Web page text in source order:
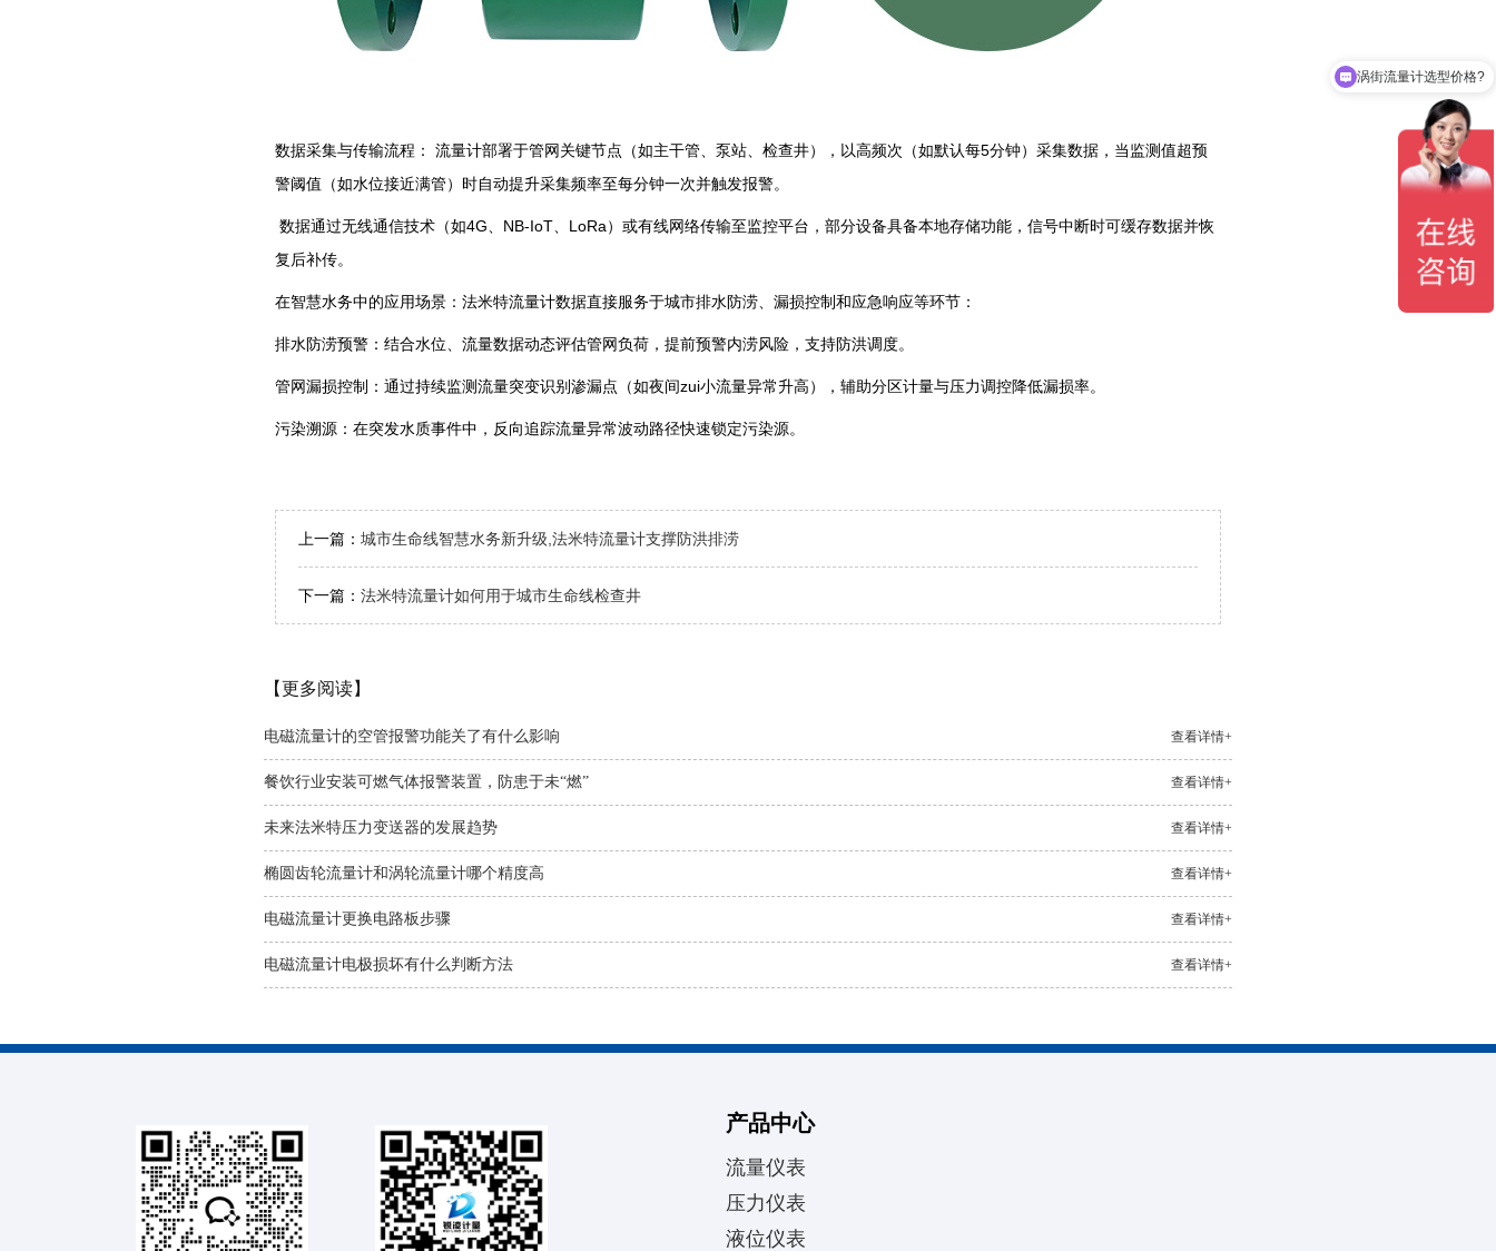
‌数据采集与传输流程：‌ 流量计部署于管网关键节点（如主干管、泵站、检查井），以高频次（如默认每5分钟）采集数据，当监测值超预
警阈值（如水位接近满管）时自动提升采集频率至每分钟一次并触发报警。‌
数据通过无线通信技术（如4G、NB-IoT、LoRa）或有线网络传输至监控平台，部分设备具备本地存储功能，信号中断时可缓存数据并恢
复后补传。‌
‌在智慧水务中的应用场景：法米特流量计数据直接服务于城市排水防涝、漏损控制和应急响应等环节：
‌排水防涝预警‌：结合水位、流量数据动态评估管网负荷，提前预警内涝风险，支持防洪调度。
‌管网漏损控制‌：通过持续监测流量突变识别渗漏点（如夜间zui小流量异常升高），辅助分区计量与压力调控降低漏损率。
‌污染溯源‌：在突发水质事件中，反向追踪流量异常波动路径快速锁定污染源。‌
上一篇： 城市生命线智慧水务新升级,法米特流量计支撑防洪排涝
下一篇： 法米特流量计如何用于城市生命线检查井
【更多阅读】
查看详情+
电磁流量计的空管报警功能关了有什么影响
查看详情+
餐饮行业安装可燃气体报警装置，防患于未“燃”
查看详情+
未来法米特压力变送器的发展趋势
查看详情+
椭圆齿轮流量计和涡轮流量计哪个精度高
查看详情+
电磁流量计更换电路板步骤
查看详情+
电磁流量计电极损坏有什么判断方法
产品中心
流量仪表
压力仪表
液位仪表